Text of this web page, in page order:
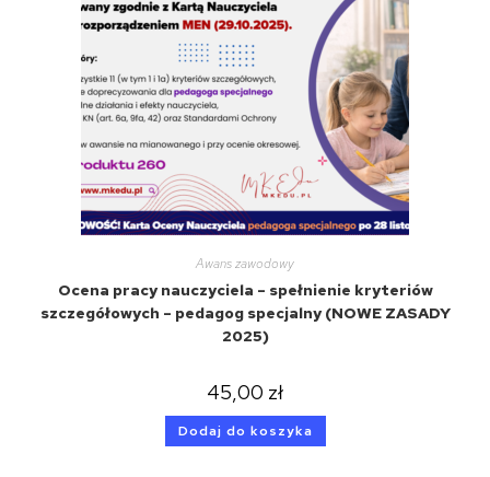
Awans zawodowy
Ocena pracy nauczyciela – spełnienie kryteriów
szczegółowych – pedagog specjalny (NOWE ZASADY
2025)
45,00 zł
Dodaj do koszyka